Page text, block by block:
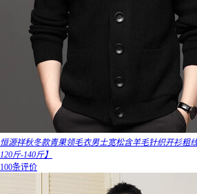
恒源祥秋冬款青果领毛衣男士宽松含羊毛针织开衫粗
120斤-140斤】
100条评价